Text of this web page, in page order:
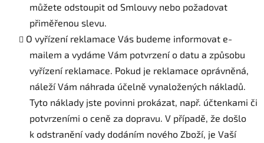
můžete odstoupit od Smlouvy nebo požadovat
přiměřenou slevu.
O vyřízení reklamace Vás budeme informovat e-
mailem a vydáme Vám potvrzení o datu a způsobu
vyřízení reklamace. Pokud je reklamace oprávněná,
náleží Vám náhrada účelně vynaložených nákladů.
Tyto náklady jste povinni prokázat, např. účtenkami či
potvrzeními o ceně za dopravu. V případě, že došlo
k odstranění vady dodáním nového Zboží, je Vaší